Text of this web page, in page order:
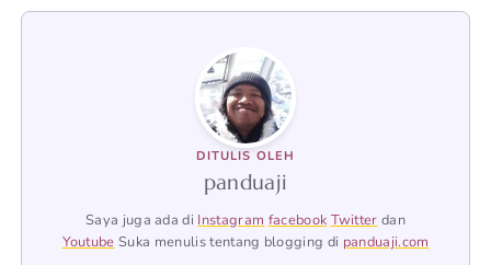
DITULIS OLEH
panduaji
Saya juga ada di Instagram facebook Twitter dan
Youtube Suka menulis tentang blogging di panduaji.com